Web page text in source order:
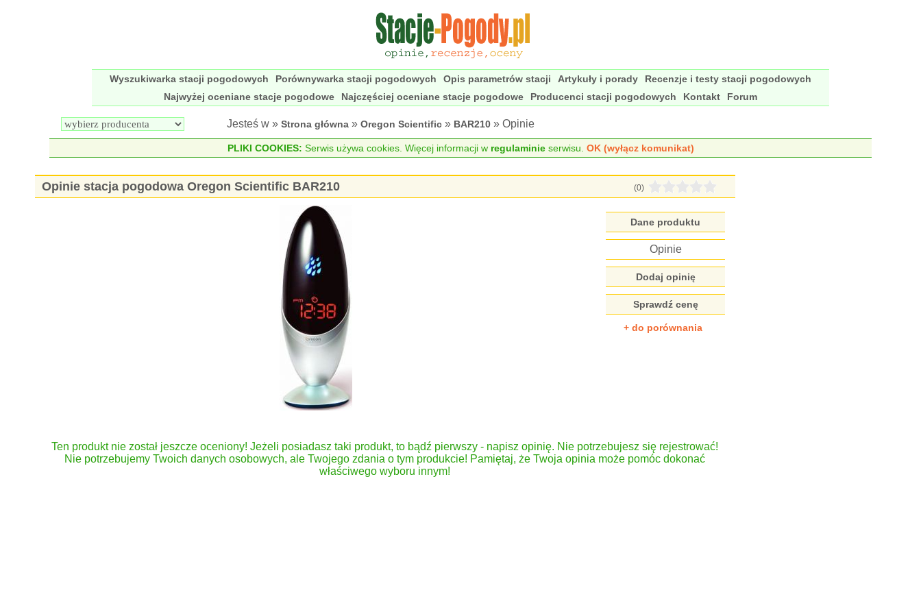
Wyszukiwarka stacji pogodowych Porównywarka stacji pogodowych Opis parametrów stacji Artykuły i porady
Recenzje i testy stacji pogodowych
Najwyżej oceniane stacje pogodowe
Najczęściej oceniane stacje pogodowe Producenci stacji pogodowych Kontakt Forum
Jesteś w » Strona główna » Oregon Scientific » BAR210 » Opinie
PLIKI COOKIES: Serwis używa cookies. Więcej informacji w regulaminieserwisu. OK (wyłącz komunikat)
Opinie stacja pogodowa Oregon Scientific BAR210 (0)
Dane produktu
Opinie
Dodaj opinię
Sprawdź cenę
+ do porównania
Ten produkt nie został jeszcze oceniony! Jeżeli posiadasz taki produkt, to bądź pierwszy - napisz opinię. Nie potrzebujesz się rejestrować!
Nie potrzebujemy Twoich danych osobowych, ale Twojego zdania o tym produkcie! Pamiętaj, że Twoja opinia może pomóc dokonać
właściwego wyboru innym!